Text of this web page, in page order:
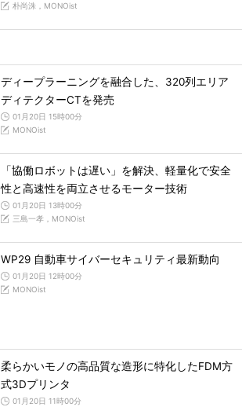
朴尚洙，MONOist
ディープラーニングを融合した、320列エリア
ディテクターCTを発売
01月20日 15時00分
MONOist
「協働ロボットは遅い」を解決、軽量化で安全
性と高速性を両立させるモーター技術
01月20日 13時00分
三島一孝，MONOist
WP29 自動車サイバーセキュリティ最新動向
01月20日 12時00分
MONOist
柔らかいモノの高品質な造形に特化したFDM方
式3Dプリンタ
01月20日 11時00分